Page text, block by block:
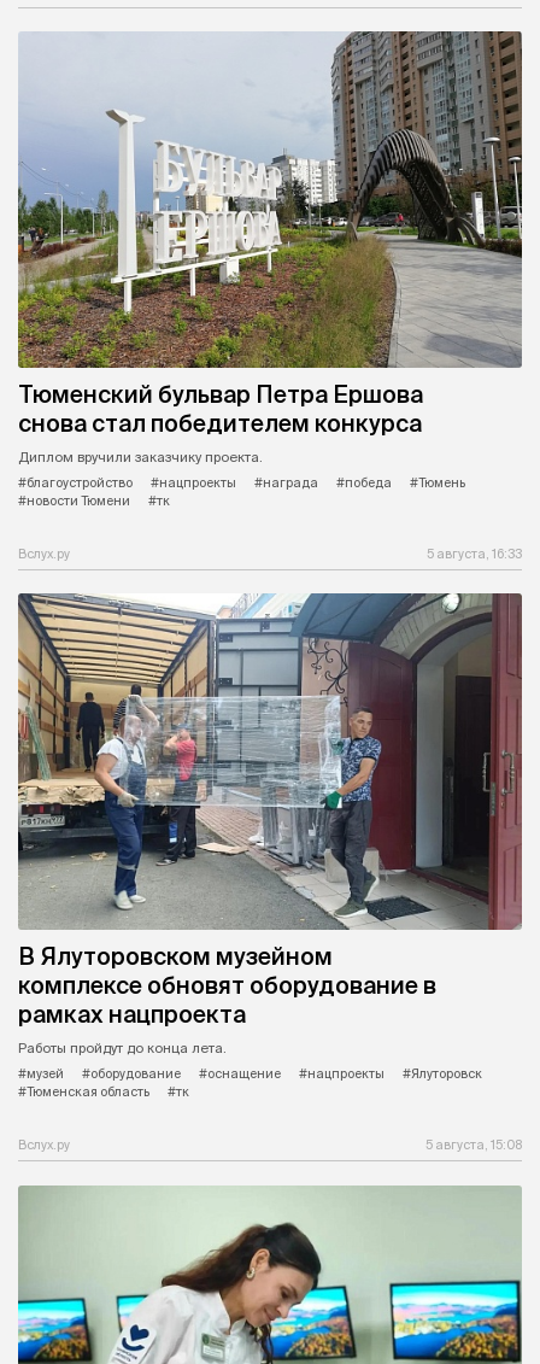
Тюменский бульвар Петра Ершова
снова стал победителем конкурса
Диплом вручили заказчику проекта.
#благоустройство
#нацпроекты #награда #победа
#Тюмень
#новости Тюмени
#тк
Вслух.ру 5 августа, 16:33
В Ялуторовском музейном
комплексе обновят оборудование в
рамках нацпроекта
Работы пройдут до конца лета.
#музей
#оборудование #оснащение #нацпроекты
#Ялуторовск
#Тюменская область
#тк
Вслух.ру 5 августа, 15:08